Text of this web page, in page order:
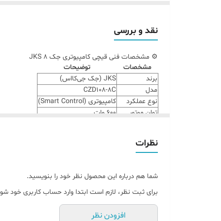
نقد و بررسی
⚙️ مشخصات فنی قیچی کامپیوتری جک JKS ۸
مشخصات
توضیحات
برند
JKS (جک جی‌کا‌اس)
مدل
CZD108-8C
نوع عملکرد
کامپیوتری (Smart Control)
توان موتور
۶۰۰ وات
سایز تیغه
وزن دستگاه
حدود ۲۰ کیلوگرم
کشور سازنده
چین
گارانتی
۶ ماه گارانتی پرهام دوخت
نظرات
شما هم درباره این محصول نظر خود را بنویسید.
برای ثبت نظر، لازم است ابتدا وارد حساب کاربری خود
افزودن نظر